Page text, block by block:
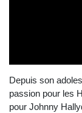
Depuis son
passion pour les
pour Johnny